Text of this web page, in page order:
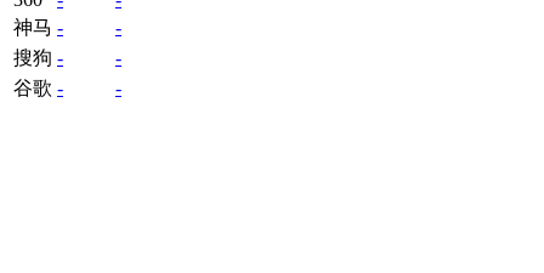
神马 -
-
搜狗 -
-
谷歌 - -